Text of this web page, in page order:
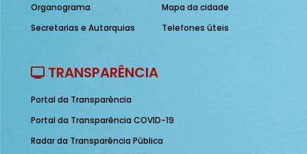
Organograma
Secretarias e Autarquias
Mapa da cidade
Telefones úteis
TRANSPARÊNCIA
Portal da Transparência
Portal da Transparência COVID-19
Radar da Transparência Pública